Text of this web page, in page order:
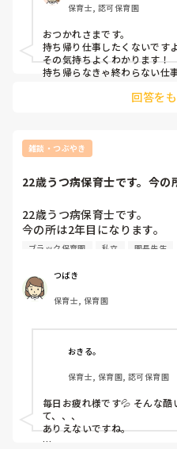
保育士, 認可保育園
おつかれさまです。
持ち帰り仕事したくないですよ
その気持ちよくわかります！
持ち帰らなきゃ終わらない仕
回答を
雑談・つぶやき
22歳うつ病保育士です。今
22歳うつ病保育士です。
今の所は2年目になります。
「ワガママ」等陰口を言われ
症状としては食欲不振、眠れ
食べ物の匂いでも気持ち悪い
ても少しにしないと気持ち悪
もう今はスーパーも行けませ
睡眠は眠れなかったり中途覚
お酒を飲むとお酒の力で眠れ
体重は5キロ減。
この状況できちんと子どもに
ブラック保育園 私立 園長先生
つばき
保育士, 保育園
おきる。
保育士, 保育園, 認可保育園
毎日お疲れ様です💦 そんな
て、、、
ありえないですね。